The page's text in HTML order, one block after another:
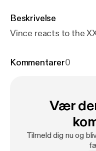
Beskrivelse
Vince reacts to the
Kommentarer0
Vær
Tilmeld dig nu og